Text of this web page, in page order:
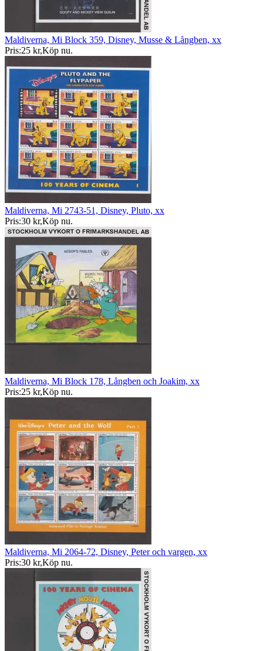
Maldiverna, Mi Block 359, Disney, Musse & Långben, xx
Pris:25 kr,Köp nu.
Maldiverna, Mi 2743-51, Disney, Pluto, xx
Pris:30 kr,Köp nu.
Maldiverna, Mi Block 178, Långben och Joakim, xx
Pris:25 kr,Köp nu.
Maldiverna, Mi 2064-72, Disney, Peter och vargen, xx
Pris:30 kr,Köp nu.